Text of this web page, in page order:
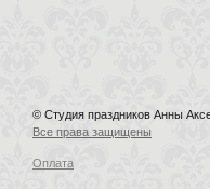
© Студия праздников Анны
Все права защищены
Оплата